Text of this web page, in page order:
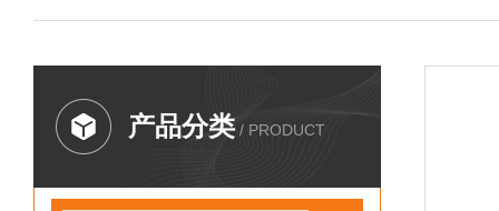
产品分类 / PRODUCT